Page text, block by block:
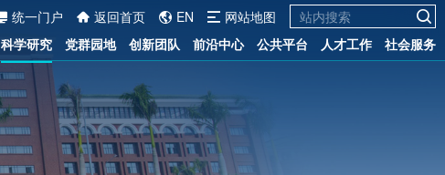
统一门户 返回首页 EN
网站地图
科学研究 党群园地 创新团队 前沿中心 公共平台 人才工作 社会服务